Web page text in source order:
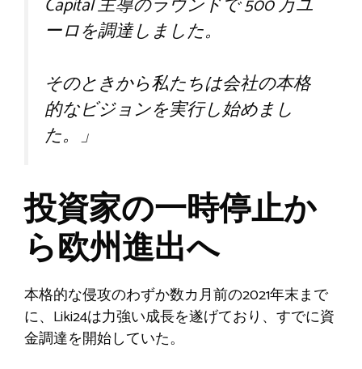
ーロを調達しました。
そのときから私たちは会社の本格
的なビジョンを実行し始めまし
た。」
投資家の一時停止か
ら欧州進出へ
本格的な侵攻のわずか数カ月前の2021年末まで
に、Liki24は力強い成長を遂げており、すでに資
金調達を開始していた。